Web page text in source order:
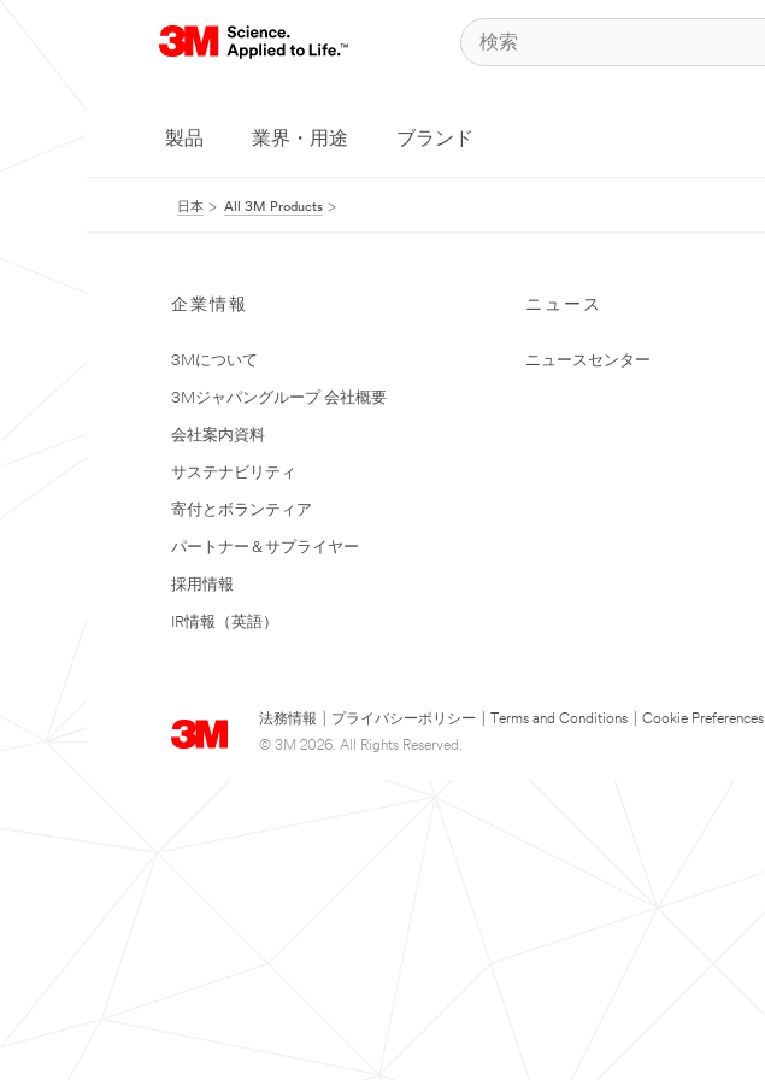
製品 業界・用途 ブランド
日本 All 3M Products
企業情報
3Mについて
3Mジャパングループ 会社概要
会社案内資料
サステナビリティ
寄付とボランティア
パートナー＆サプライヤー
採用情報
IR情報（英語）
ニュース
ニュースセンター
法務情報 プライバシーポリシー Terms and Conditions
Cookie Preferences
© 3M 2026. All Rights Reserved.